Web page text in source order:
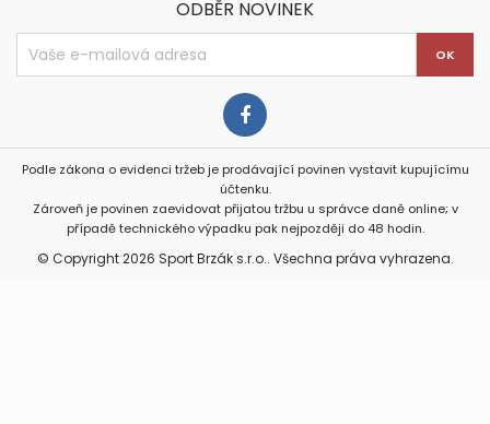
ODBĚR NOVINEK
Podle zákona o evidenci tržeb je prodávající povinen vystavit kupujícímu
účtenku.
Zároveň je povinen zaevidovat přijatou tržbu u správce daně online; v
případě technického výpadku pak nejpozději do 48 hodin.
© Copyright 2026 Sport Brzák s.r.o.. Všechna práva vyhrazena.